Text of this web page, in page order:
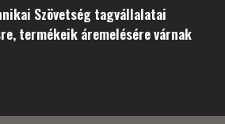
Szövetség tagvállalatai
termékeik áremelésére várnak